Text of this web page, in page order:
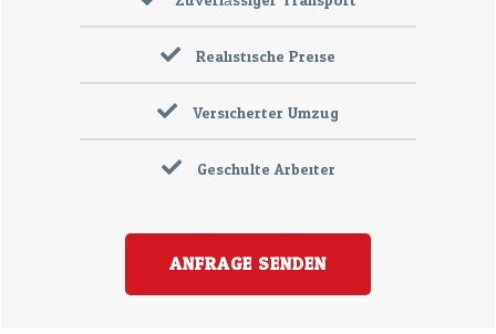
Realistische Preise
Versicherter Umzug
Geschulte Arbeiter
ANFRAGE SENDEN